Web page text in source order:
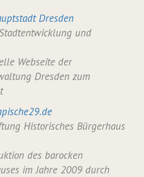
Dresden
und
Webseite der
Dresden zum
Historisches Bürgerhaus
des barocken
im Jahre 2009 durch